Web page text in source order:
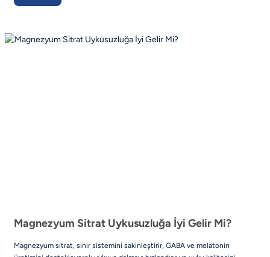
Magnezyum Sitrat Uykusuzluğa İyi Gelir Mi?
Magnezyum sitrat, sinir sistemini sakinleştirir, GABA ve melatonin